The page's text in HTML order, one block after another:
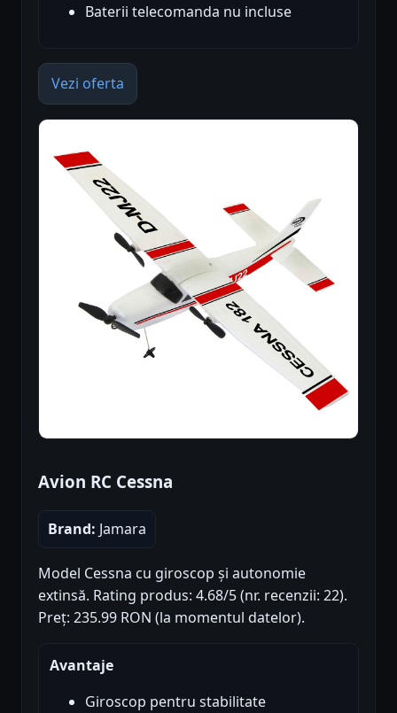
Baterii telecomanda nu incluse
Vezi oferta
Avion RC Cessna
Brand: Jamara
Model Cessna cu giroscop și autonomie
extinsă. Rating produs: 4.68/5 (nr. recenzii: 22).
Preț: 235.99 RON (la momentul datelor).
Avantaje
Giroscop pentru stabilitate